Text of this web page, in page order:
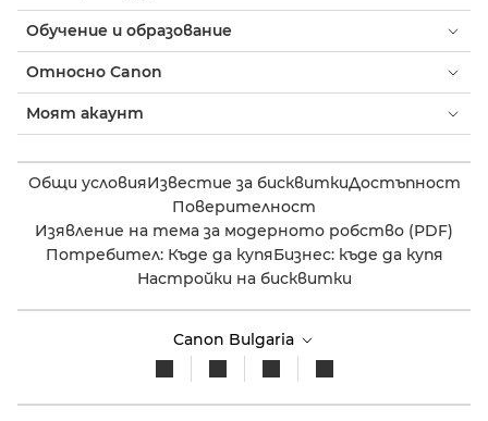
Обучение и образование
Относно Canon
Моят акаунт
Общи условияИзвестие за бисквиткиДостъпност
Поверителност
Изявление на тема за модерното робство (PDF)
Потребител: Къде да купяБизнес: къде да купя
Настройки на бисквитки
Canon Bulgaria